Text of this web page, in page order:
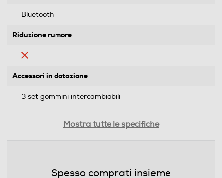
Bluetooth
Riduzione rumore
Accessori in dotazione
3 set gommini intercambiabili
Dimensioni - PesoMostra tutte le specifiche
Spesso comprati insieme